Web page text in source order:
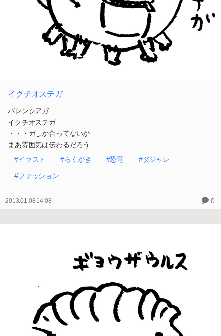
イクチオステガ
バレンシアガ
イクチオステガ
・・・ガしか合ってないが
まあ雰囲気は伝わるだろう
#イラスト
#らくがき #恐竜 #ダジャレ
#ファッション
2013.01.08 14:08 0